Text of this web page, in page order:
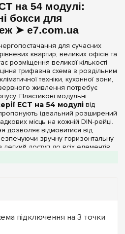
на 54 модулі:
бокси для
➤ e7.com.ua
для сучасних
квартир, великих офісів та
розміщення великої кількості
трифазна схема з роздільним
техніки, кухонної зони,
живлення потребує
Пластикові модульні
ECT на 54 модулі від
ідеальний розширений
місць на кожній DIN-рейці.
дозволяє відмовитися від
зручну горизонтальну
доступ до всіх елементів
фасад щитків виготовляються з
білого кольору. Цей
суворим європейським
оскільки не підтримує горіння
підключення на 3 точки